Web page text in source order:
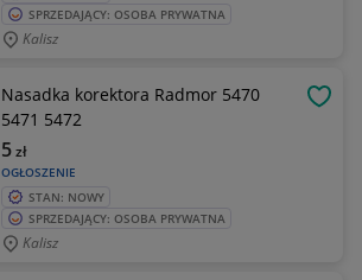
SPRZEDAJĄCY: OSOBA PRYWATNA
Kalisz
Nasadka korektora Radmor 5470
5471 5472
OGŁOSZENIE
5zł
STAN: NOWY
SPRZEDAJĄCY: OSOBA PRYWATNA
Kalisz